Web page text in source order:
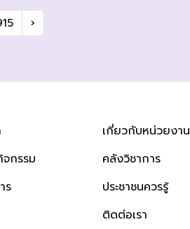
›
จกรรม
ร
เกี่ยวกับหน่วยงาน
คลังวิชาการ
ประชาชนควรรู้
ติดต่อเรา